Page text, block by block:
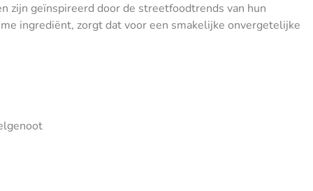
zijn geïnspireerd door de streetfoodtrends van hun
ingrediënt, zorgt dat voor een smakelijke onvergetelijke